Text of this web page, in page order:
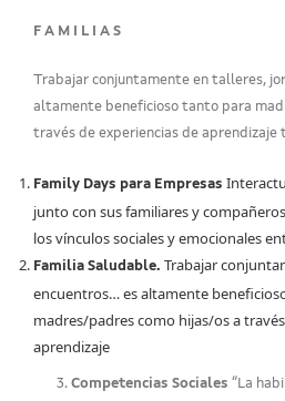
F A M I L I A S
Trabajar conjuntamente en talleres,
altamente beneficioso tanto para
través de experiencias de aprendizaje
Family Days para Empresas
junto con sus familiares y
los vínculos sociales y emocionales
Familia Saludable. Trabajar
encuentros… es altamente
madres/padres como hijas/os a
aprendizaje
3. Competencias Sociales “La